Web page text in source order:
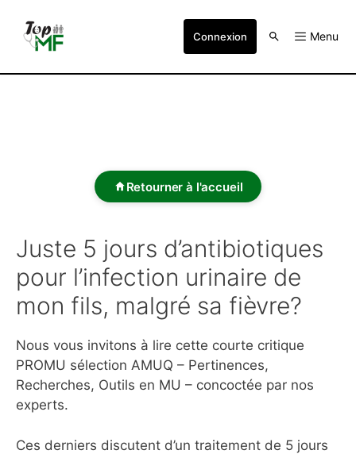
Connexion Menu
Retourner à l'accueil
Juste 5 jours d’antibiotiques
pour l’infection urinaire de
mon fils, malgré sa fièvre?
Nous vous invitons à lire cette courte critique
PROMU sélection AMUQ – Pertinences,
Recherches, Outils en MU – concoctée par nos
experts.
Ces derniers discutent d’un traitement de 5 jours